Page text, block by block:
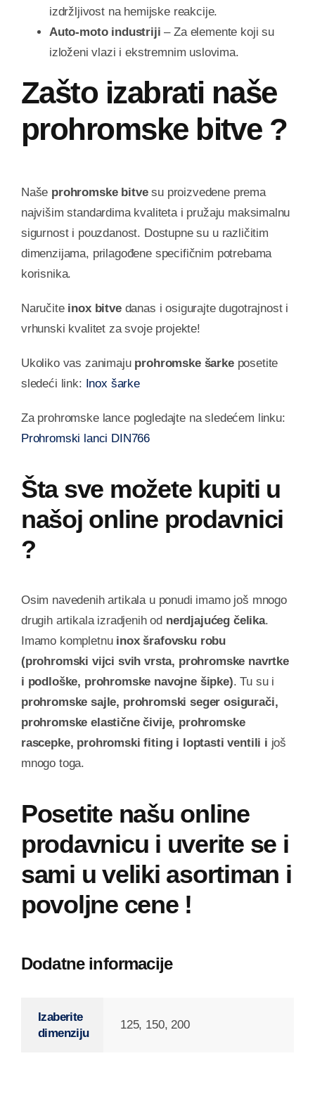
izdržljivost na hemijske reakcije.
Auto-moto industriji – Za elemente koji su
izloženi vlazi i ekstremnim uslovima.
Zašto izabrati naše
prohromske bitve ?
Naše prohromske bitvesu proizvedene prema
najvišim standardima kvaliteta i pružaju maksimalnu
sigurnost i pouzdanost. Dostupne su u različitim
dimenzijama, prilagođene specifičnim potrebama
korisnika.
Naručite inox bitvedanas i osigurajte dugotrajnost i
vrhunski kvalitet za svoje projekte!
Ukoliko vas zanimaju prohromske šarkeposetite
sledeći link: Inox šarke
Za prohromske lance pogledajte na sledećem linku:
Prohromski lanci DIN766
Šta sve možete kupiti u
našoj online prodavnici
?
Osim navedenih artikala u ponudi imamo još mnogo
drugih artikala izradjenih od nerdjajućeg čelika.
Imamo kompletnu inox šrafovsku robu
(prohromski vijci svih vrsta, prohromske navrtke
i podloške, prohromske navojne šipke). Tu su i
prohromske sajle, prohromski seger osigurači,
prohromske elastične čivije, prohromske
rascepke, prohromski fiting i loptasti ventili i još
mnogo toga.
Posetite našu online
prodavnicu i uverite se i
sami u veliki asortiman i
povoljne cene !
Dodatne informacije
Izaberite
dimenziju
125, 150, 200